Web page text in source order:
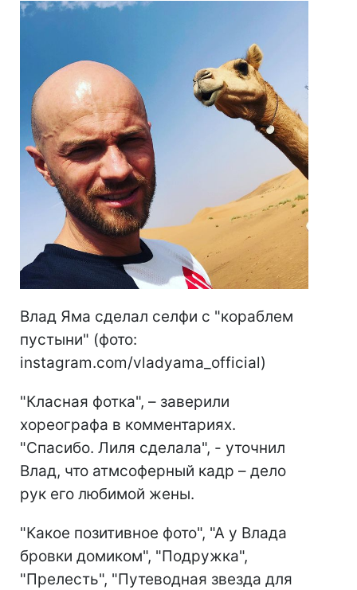
Влад Яма сделал селфи с "кораблем
пустыни" (фото:
instagram.com/vladyama_official)
"Класная фотка", – заверили
хореографа в комментариях.
"Спасибо. Лиля сделала", - уточнил
Влад, что атмсоферный кадр – дело
рук его любимой жены.
"Какое позитивное фото", "А у Влада
бровки домиком", "Подружка",
"Прелесть", "Путеводная звезда для